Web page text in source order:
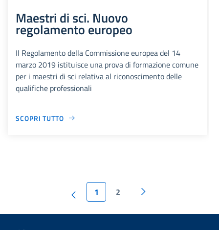
Maestri di sci. Nuovo
regolamento europeo
Il Regolamento della Commissione europea del 14
marzo 2019 istituisce una prova di formazione comune
per i maestri di sci relativa al riconoscimento delle
qualifiche professionali
SCOPRI TUTTO
1 2